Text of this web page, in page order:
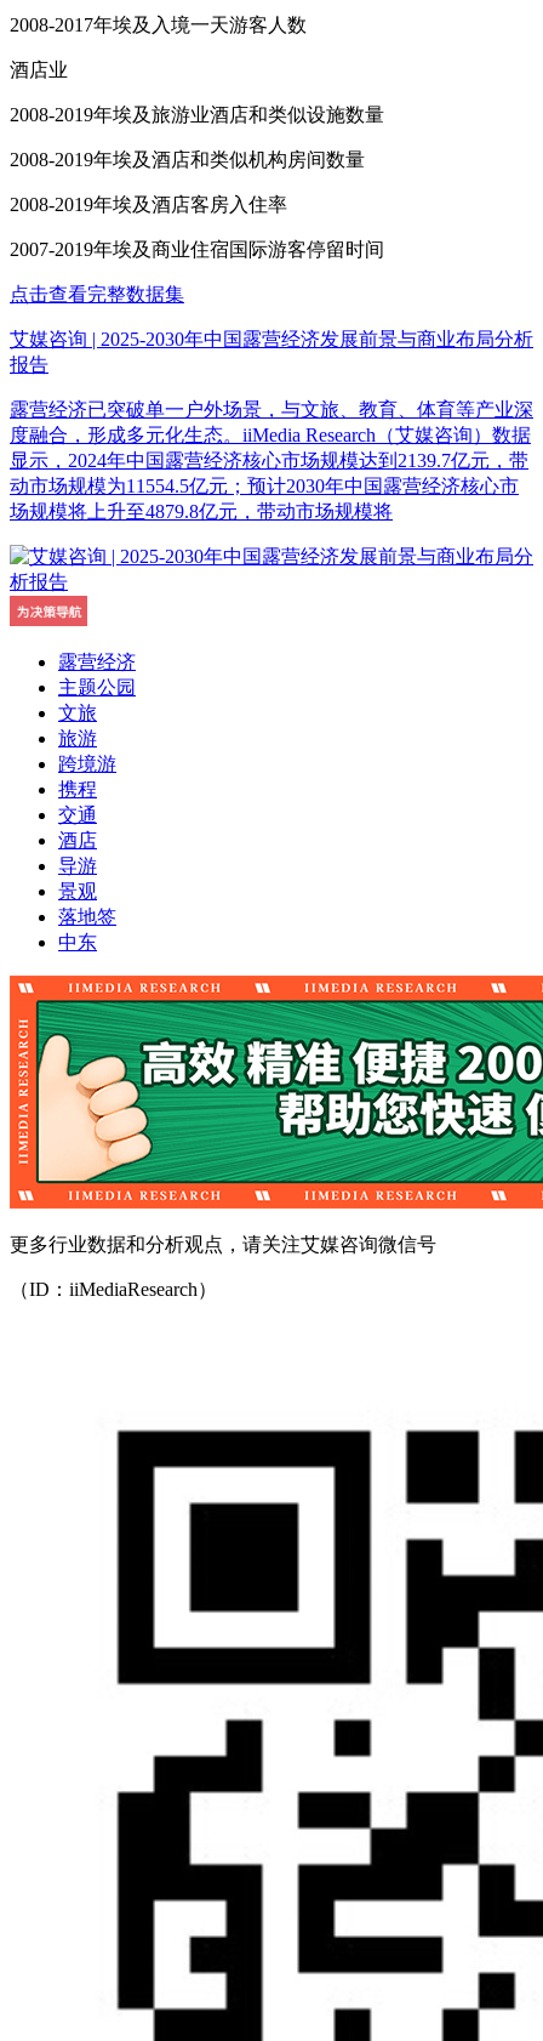
2008-2017年埃及入境一天游客人数
酒店业
2008-2019年埃及旅游业酒店和类似设施数量
2008-2019年埃及酒店和类似机构房间数量
2008-2019年埃及酒店客房入住率
2007-2019年埃及商业住宿国际游客停留时间
点击查看完整数据集
艾媒咨询 | 2025-2030年中国露营经济发展前景与商业布局分析
报告
露营经济已突破单一户外场景，与文旅、教育、体育等产业深
度融合，形成多元化生态。iiMedia Research（艾媒咨询）数据
显示，2024年中国露营经济核心市场规模达到2139.7亿元，带
动市场规模为11554.5亿元；预计2030年中国露营经济核心市
场规模将上升至4879.8亿元，带动市场规模将
露营经济
主题公园
文旅
旅游
跨境游
携程
交通
酒店
导游
景观
落地签
中东
更多行业数据和分析观点，请关注艾媒咨询微信号
（ID：iiMediaResearch）